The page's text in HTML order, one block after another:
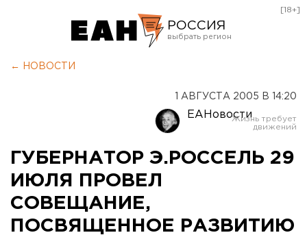
РОССИЯ
Оренбург
[18+]
← НОВОСТИ
1 АВГУСТА 2005 В 14:20
ЕАНовости
ГУБЕРНАТОР Э.РОССЕЛЬ 29
ИЮЛЯ ПРОВЕЛ
СОВЕЩАНИЕ,
ПОСВЯЩЕННОЕ РАЗВИТИЮ